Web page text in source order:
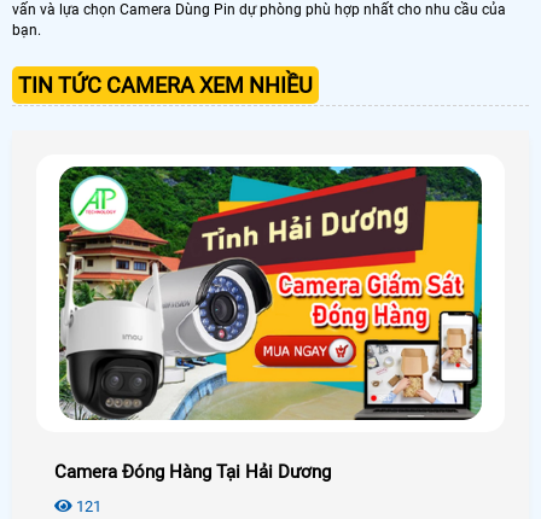
vấn và lựa chọn Camera Dùng Pin dự phòng phù hợp nhất cho nhu cầu của
bạn.
TIN TỨC CAMERA XEM NHIỀU
Camera Đóng Hàng Tại Hải Dương
121